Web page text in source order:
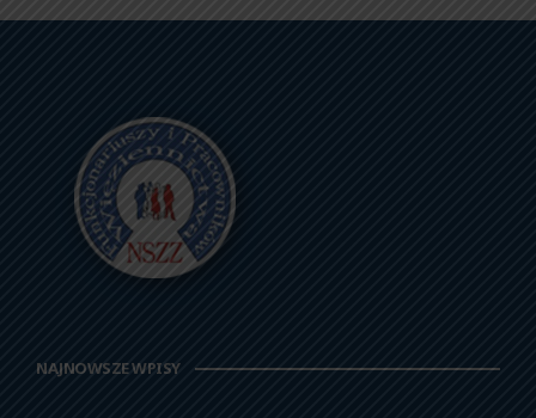
NAJNOWSZE WPISY